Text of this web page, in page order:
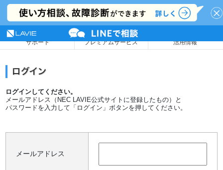
NEC LAVIE公式サイト
サポート プレミアムサービス 活用情報
ログインしてください。
メールアドレス（NEC LAVIE公式サイトに登録したもの）と
パスワードを入力して「ログイン」ボタンを押してください。
メールアドレス